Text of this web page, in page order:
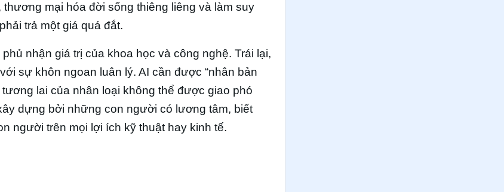
mại hóa đời sống thiêng liêng và làm suy
trả một giá quá đắt.
phủ nhận giá trị của khoa học và công nghệ. Trái lại,
sự khôn ngoan luân lý. AI cần được “nhân bản
lai của nhân loại không thể được giao phó
dựng bởi những con người có lương tâm, biết
người trên mọi lợi ích kỹ thuật hay kinh tế.